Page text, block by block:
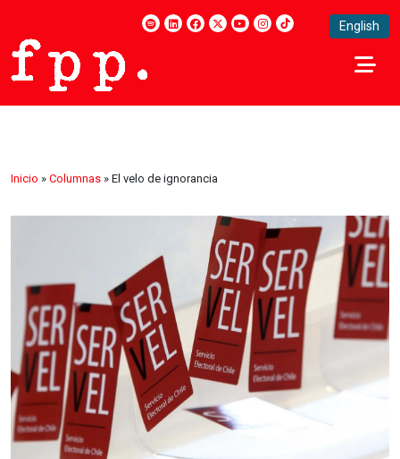
English
Inicio » Columnas » El velo de ignorancia